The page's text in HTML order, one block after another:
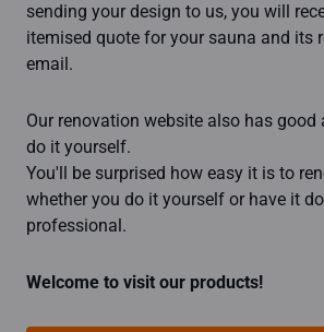
sending your design to us, you will
itemised quote for your sauna and its
email.
Our renovation website also has good
do it yourself.
You'll be surprised how easy it is to
whether you do it yourself or have it
professional.
Welcome to visit our products!